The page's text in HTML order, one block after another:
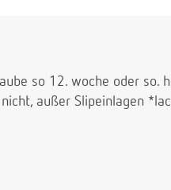
so 12. woche oder so.
außer Slipeinlagen